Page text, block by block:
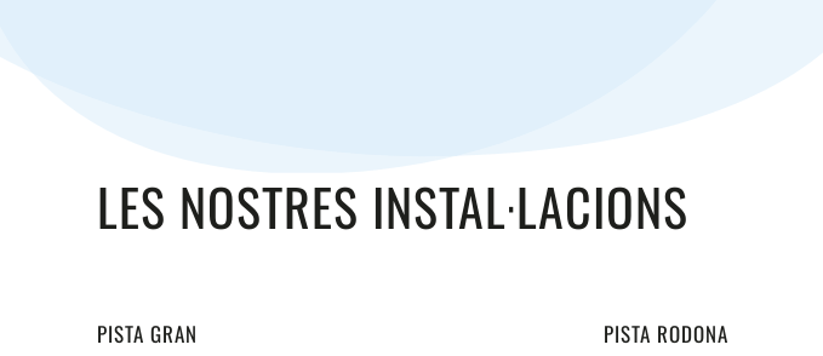
LES NOSTRES INSTAL·LACIONS
PISTA GRAN PISTA RODONA